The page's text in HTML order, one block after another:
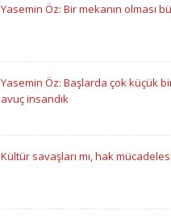
Yasemin Öz: Bir mekanın olması
Yasemin Öz: Başlarda çok küçük
avuç insandık
Kültür savaşları mı, hak